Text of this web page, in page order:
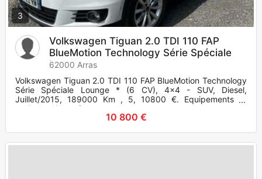
3
Volkswagen Tiguan 2.0 TDI 110 FAP
BlueMotion Technology Série Spéciale
Lounge
62000 Arras
Volkswagen Tiguan 2.0 TDI 110 FAP BlueMotion Technology
Série Spéciale Lounge * (6 CV), 4x4 - SUV, Diesel,
Juillet/2015, 189000 Km , 5, 10800 €. Equipements et
options : Airbag fr
10 800 €